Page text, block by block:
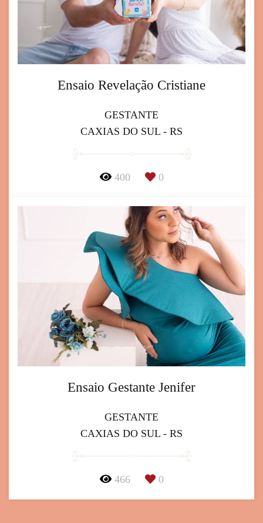
Ensaio Revelação Cristiane
GESTANTE
CAXIAS DO SUL - RS
400 0
Ensaio Gestante Jenifer
GESTANTE
CAXIAS DO SUL - RS
466 0